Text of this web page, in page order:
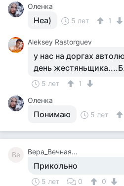
Оленка
Неа) 5 лет 1
Aleksey Rastorguev
у нас на доргах
день
5 лет
1
Оленка
Понимаю 5 лет
Ве Вера_Вечная...
Прикольно
5 лет 0 0